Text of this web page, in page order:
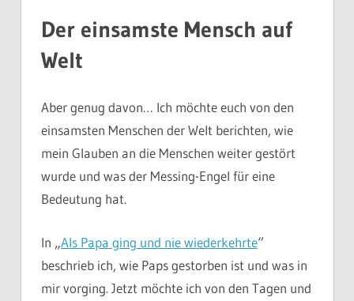
Der einsamste Mensch auf
Welt
Aber genug davon… Ich möchte euch von den
einsamsten Menschen der Welt berichten, wie
mein Glauben an die Menschen weiter gestört
wurde und was der Messing-Engel für eine
Bedeutung hat.
In „Als Papa ging und nie wiederkehrte“
beschrieb ich, wie Paps gestorben ist und was in
mir vorging. Jetzt möchte ich von den Tagen und